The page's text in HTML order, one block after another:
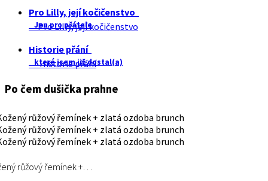
Pro Lilly, její kočičenstvo
Jen pro přátele
Pro Lilly, její kočičenstvo
Historie přání
které jsem již dostal(a)
Historie přání
Po čem dušička prahne
růžový řemínek +…